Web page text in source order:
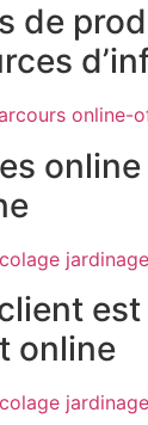
de
online